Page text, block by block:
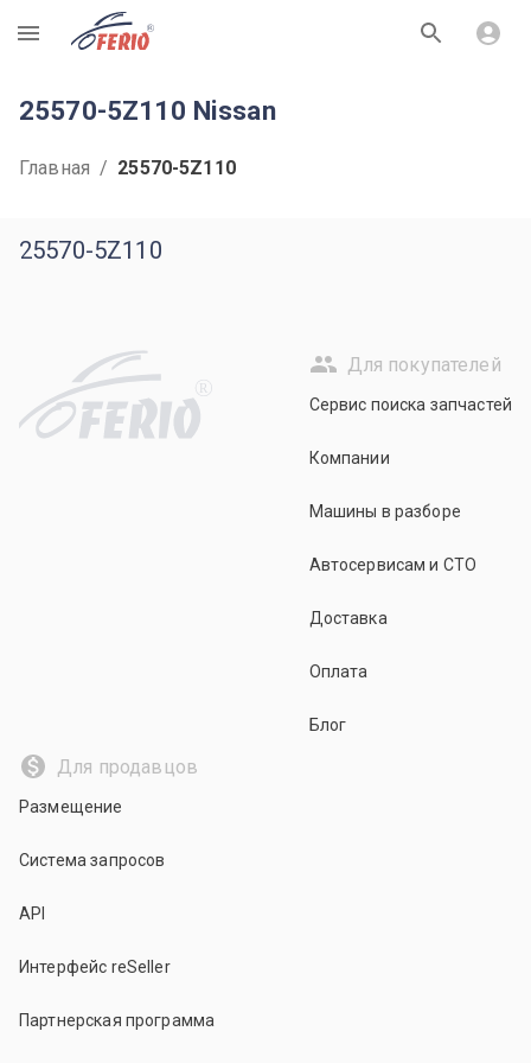
R
25570-5Z110 Nissan
Главная / 25570-5Z110
25570-5Z110
R
Для покупателей
Сервис поиска запчастей
Компании
Машины в разборе
Автосервисам и СТО
Доставка
Оплата
Блог
Для продавцов
Размещение
Система запросов
API
Интерфейс reSeller
Партнерская программа